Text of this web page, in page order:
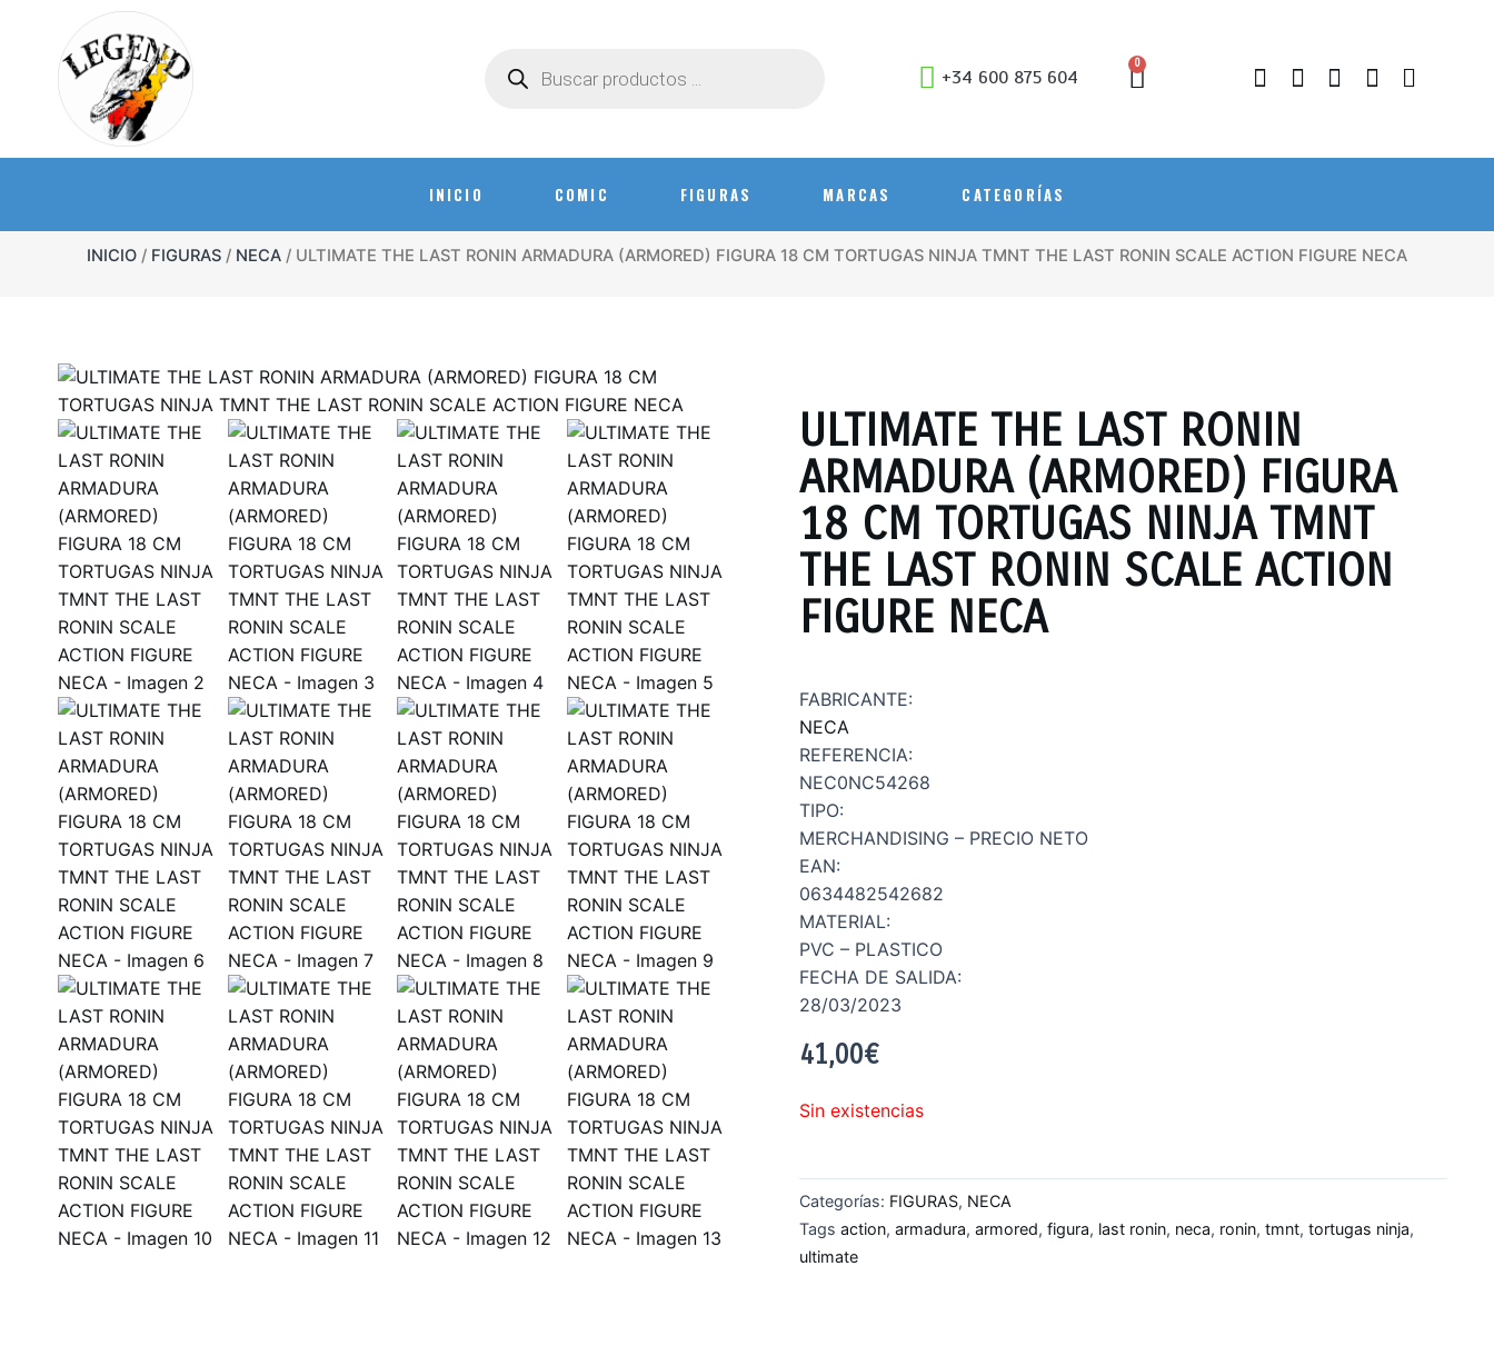
+34 600 875 604
0
INICIO COMIC FIGURAS MARCAS CATEGORÍAS
INICIO / FIGURAS / NECA / ULTIMATE THE LAST RONIN ARMADURA (ARMORED) FIGURA 18 CM TORTUGAS NINJA TMNT THE LAST RONIN SCALE ACTION FIGURE NECA
ULTIMATE THE LAST RONIN
ARMADURA (ARMORED) FIGURA
18 CM TORTUGAS NINJA TMNT
THE LAST RONIN SCALE ACTION
FIGURE NECA
FABRICANTE:
NECA
REFERENCIA:
NEC0NC54268
TIPO:
MERCHANDISING – PRECIO NETO
EAN:
0634482542682
MATERIAL:
PVC – PLASTICO
FECHA DE SALIDA:
28/03/2023
41,00€
Sin existencias
Categorías: FIGURAS, NECA
Tags action, armadura, armored, figura, last ronin, neca, ronin, tmnt, tortugas ninja,
ultimate